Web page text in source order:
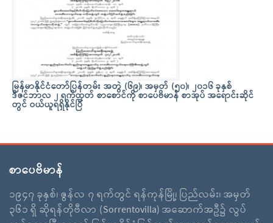
မြန်မာနိုင်ငံတော်ပြန်တမ်း အတွဲ (၆၉)၊ အမှတ် (၅၀)၊ ၂၀၁၆ ခုနှစ်
ဒီဇင်ဘာလ ၂ ရက်ထုတ် စာစောင်ကို စာပေဗိမာန် စာအုပ် အရောင်းဆိုင်
တွင် ဝယ်ယူရရှိနိုင်ပြီ
စာပေဗိမာန်
၁၉၄၇ ခုနှစ်၊ ဇွန်လ ၇ ရက်တွင် ရန်ကုန်မြို့၊ ပြည်လမ်း၊ အမှတ်
၃၆၁ ရှိ ဆိုရန်တိုဗီလာ (Sorrentovilla) အဆောက်အဦ၌ လွပ်